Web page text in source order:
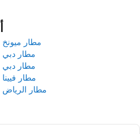
مطار ميونخ
مطار دبي
مطار دبي
مطار فيينا
مطار الرياض